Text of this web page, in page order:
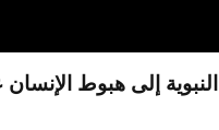
إلى هبوط الإنسان